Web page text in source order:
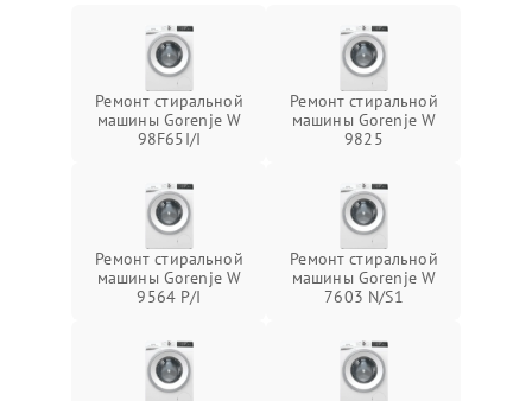
Ремонт стиральной
машины Gorenje W
98F65I/I
Ремонт стиральной
машины Gorenje W
9825
Ремонт стиральной
машины Gorenje W
9564 P/I
Ремонт стиральной
машины Gorenje W
7603 N/S1